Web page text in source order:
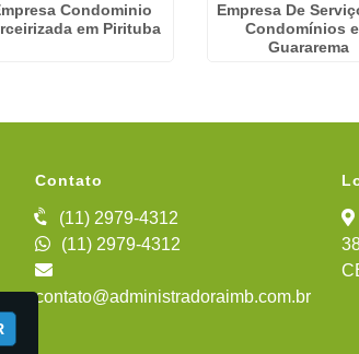
Condominio
em Pirituba
Empresa De
Condomínios
Guararema
Contato
(11) 2979-4312
(11) 2979-4312
contato@administradoraimb.com.br